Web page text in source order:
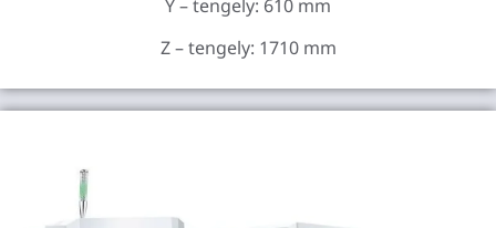
Y – tengely: 610 mm
Z – tengely: 1710 mm